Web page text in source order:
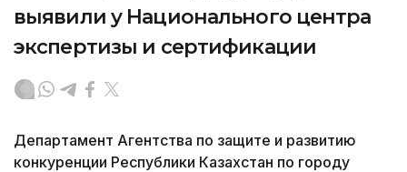
выявили у Национального центра
экспертизы и сертификации
Департамент Агентства по защите и развитию
конкуренции Республики Казахстан по городу